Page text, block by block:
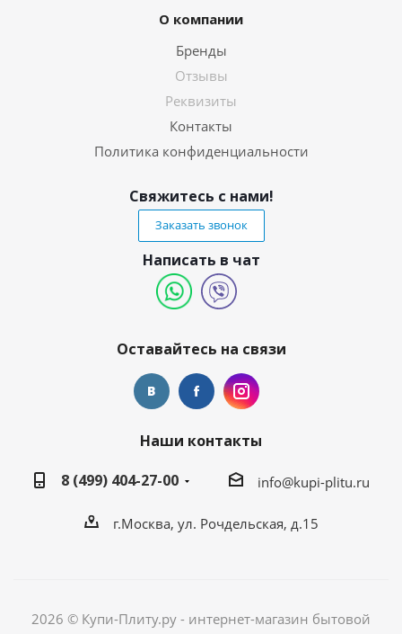
О компании
Бренды
Отзывы
Реквизиты
Контакты
Политика конфиденциальности
Свяжитесь с нами!
Заказать звонок
Написать в чат
Оставайтесь на связи
Наши контакты
8 (499) 404-27-00
info@kupi-plitu.ru
г.Москва, ул. Рочдельская, д.15
2026 © Купи-Плиту.ру - интернет-магазин бытовой